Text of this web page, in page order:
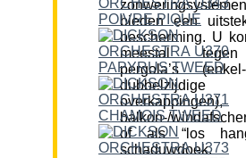
bieden een
bescherming. U
meestal
pergola’s
dubbelzijdige
overkappingen),
balkon-/
of als “los
schaduwdoek.